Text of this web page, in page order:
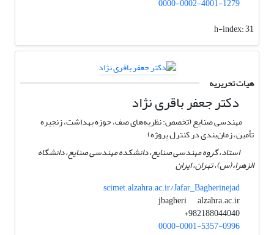
0000-0002-4001-1279
h-index:31
هیات تحریریه
دکتر جعفر باقری نژاد
مهندسی صنایع (تخصص: نظریه‌های صف، حوزه‌ بهداشت، زنجیره
تأمین، زمان‌بندی در کنترل پروژه)
استاد، گروه مهندسی صنایع، دانشکده مهندسی صنایع، دانشگاه
الزهراء(س)، تهران، ایران
scimet.alzahra.ac.ir/Jafar_Bagherinejad
jbagheri
alzahra.ac.ir
982188044040+
0000-0001-5357-0996